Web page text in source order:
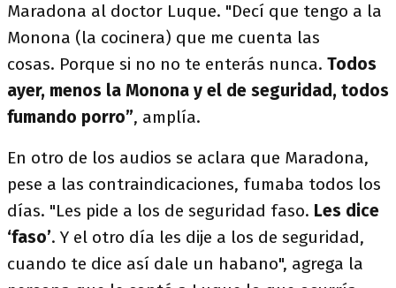
Maradona al doctor Luque. "Decí que tengo a la
Monona (la cocinera) que me cuenta las
cosas. Porque si no no te enterás nunca. Todos
ayer, menos la Monona y el de seguridad, todos
fumando porro”, amplía.
En otro de los audios se aclara que Maradona,
pese a las contraindicaciones, fumaba todos los
días. "Les pide a los de seguridad faso. Les dice
‘faso’. Y el otro día les dije a los de seguridad,
cuando te dice así dale un habano", agrega la